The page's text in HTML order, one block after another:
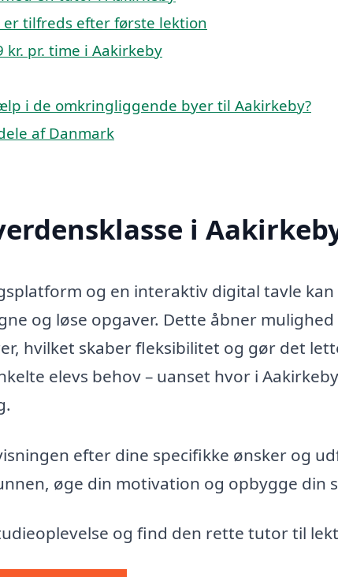
tilfreds efter første lektion
pr. time i Aakirkeby
i de omkringliggende byer til Aakirkeby?
af Danmark
i
og en interaktiv digital tavle kan
og løse opgaver. Dette åbner
hvilket skaber fleksibilitet og gør det
elevs behov – uanset hvor i
efter dine specifikke ønsker og
øge din motivation og opbygge din
og find den rette tutor til